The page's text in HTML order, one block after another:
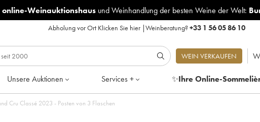
online-Weinauktionshausund Weinhandlung der besten Weine der Welt:
Abholung vor Ort Klicken Sie hier|Weinberatung?+33 1 56 05 86 10
WEIN VERKAUFEN
Unsere Auktionen Services + ✨Ihre Online-
Château Lafite Rothschild 1er Grand Cru Classé 2023 - Posten von 3 Flaschen